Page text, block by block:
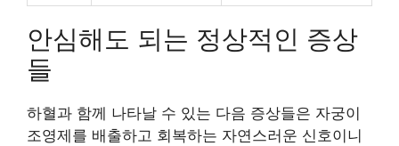
안심해도 되는 정상적인 증상
들
하혈과 함께 나타날 수 있는 다음 증상들은 자궁이
조영제를 배출하고 회복하는 자연스러운 신호이니